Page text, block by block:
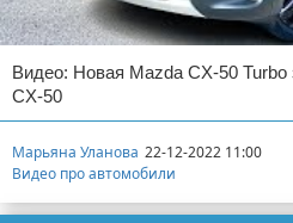
Видео: Новая Mazda CX-50
CX-50
Марьяна Уланова 22-12-2022 11:00
Видео про автомобили